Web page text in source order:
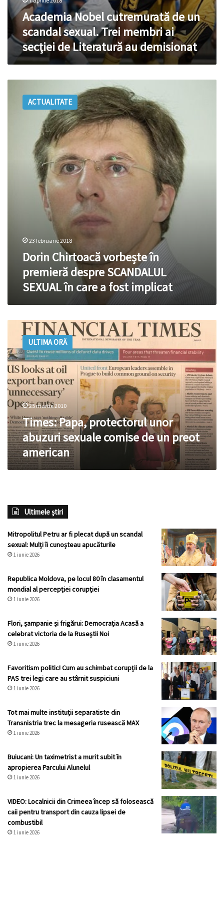
Academia Nobel cutremurată de un
scandal sexual. Trei membri ai
secţiei de Literatură au demisionat
Chirtoacă
vorbește
SCANDALUL
ACTUALITATE
23 februarie 2018
Dorin Chirtoacă vorbește în
premieră despre SCANDALUL
SEXUAL în care a fost implicat
Times:
Papa,
protectorul
unor
abuzuri
sexuale
comise
de
un
preot
american
ULTIMA ORĂ
25 martie 2010
Times: Papa, protectorul unor
abuzuri sexuale comise de un preot
american
Ultimele știri
Mitropolitul Petru ar fi plecat după un scandal
sexual: Mulți îi cunoșteau apucăturile
1 iunie 2026
Republica Moldova, pe locul 80 în clasamentul
mondial al percepției corupției
1 iunie 2026
Flori, șampanie și frigărui: Democrația Acasă a
celebrat victoria de la Ruseștii Noi
1 iunie 2026
Favoritism politic! Cum au schimbat corupții de la
PAS trei legi care au stârnit suspiciuni
1 iunie 2026
Tot mai multe instituții separatiste din
Transnistria trec la mesageria rusească MAX
1 iunie 2026
Buiucani: Un taximetrist a murit subit în
apropierea Parcului Alunelul
1 iunie 2026
VIDEO: Localnicii din Crimeea încep să folosească
caii pentru transport din cauza lipsei de
combustibil
1 iunie 2026